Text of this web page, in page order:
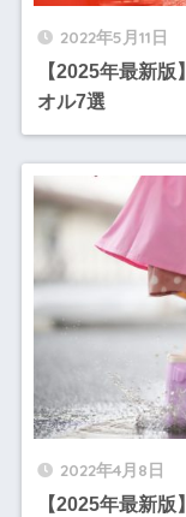
2022年5月11日
【2025年最新
オル7選
2022年4月8日
【2025年最新